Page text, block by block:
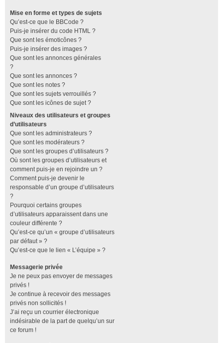
Mise en forme et types de sujets
Qu’est-ce que le BBCode ?
Puis-je insérer du code HTML ?
Que sont les émoticônes ?
Puis-je insérer des images ?
Que sont les annonces générales
?
Que sont les annonces ?
Que sont les notes ?
Que sont les sujets verrouillés ?
Que sont les icônes de sujet ?
Niveaux des utilisateurs et groupes
d’utilisateurs
Que sont les administrateurs ?
Que sont les modérateurs ?
Que sont les groupes d’utilisateurs ?
Où sont les groupes d’utilisateurs et
comment puis-je en rejoindre un ?
Comment puis-je devenir le
responsable d’un groupe d’utilisateurs
?
Pourquoi certains groupes
d’utilisateurs apparaissent dans une
couleur différente ?
Qu’est-ce qu’un « groupe d’utilisateurs
par défaut » ?
Qu’est-ce que le lien « L’équipe » ?
Messagerie privée
Je ne peux pas envoyer de messages
privés !
Je continue à recevoir des messages
privés non sollicités !
J’ai reçu un courrier électronique
indésirable de la part de quelqu’un sur
ce forum !